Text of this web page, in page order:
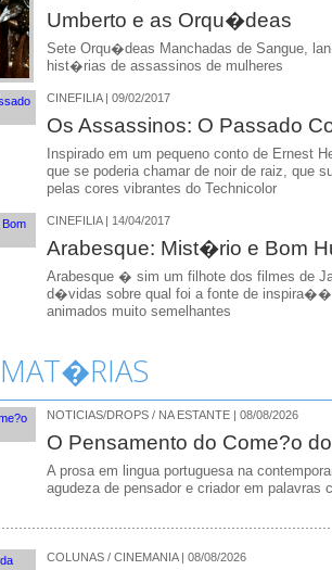
Umberto e as Orqu�deas
Sete Orqu�deas Manchadas de Sangue,
hist�rias de assassinos de mulheres
CINEFILIA | 09/02/2017
Os Assassinos: O Passado
Inspirado em um pequeno conto de
que se poderia chamar de noir de raiz, que
pelas cores vibrantes do Technicolor
CINEFILIA | 14/04/2017
Arabesque: Mist�rio e Bom
Arabesque � sim um filhote dos filmes de
d�vidas sobre qual foi a fonte de
animados muito semelhantes
NOTICIAS/DROPS / NA ESTANTE | 08/08/2026
O Pensamento do Come?o
A prosa em lingua portuguesa na
agudeza de pensador e criador em palavras
COLUNAS / CINEMANIA | 08/08/2026